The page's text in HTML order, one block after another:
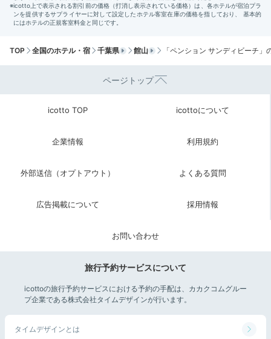
TOP 全国のホテル・宿 千葉県 館山 「ペンション サンディビーチ」
ページトップ
icotto TOP icottoについて
企業情報 利用規約
外部送信（オプトアウト） よくある質問
広告掲載について 採用情報
お問い合わせ
旅行予約サービスについて
icottoの旅行予約サービスにおける予約の手配は、カカクコムグルー
プ企業である株式会社タイムデザインが行います。
タイムデザインとは